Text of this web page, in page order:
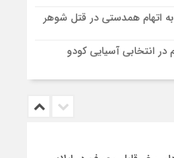
به اتهام همدستی در قتل شوهر
در انتخابی آسیایی کودو